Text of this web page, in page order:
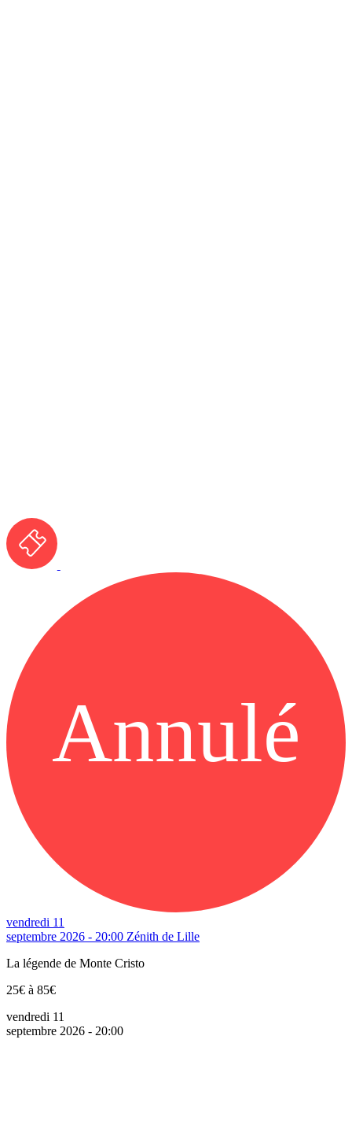
Annulé
vendredi 11
septembre 2026 - 20:00 Zénith de Lille
La légende de Monte Cristo
25€ à 85€
vendredi 11
septembre 2026 - 20:00